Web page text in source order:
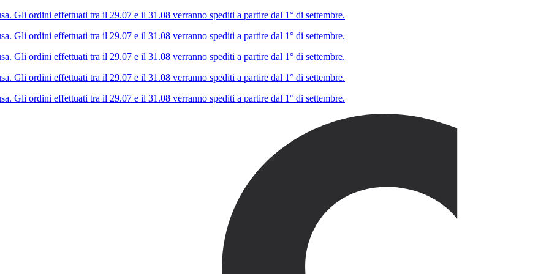
Gli ordini effettuati tra il 29.07 e il 31.08 verranno spediti a partire dal 1° di settembre.
Gli ordini effettuati tra il 29.07 e il 31.08 verranno spediti a partire dal 1° di settembre.
Gli ordini effettuati tra il 29.07 e il 31.08 verranno spediti a partire dal 1° di settembre.
Gli ordini effettuati tra il 29.07 e il 31.08 verranno spediti a partire dal 1° di settembre.
Gli ordini effettuati tra il 29.07 e il 31.08 verranno spediti a partire dal 1° di settembre.